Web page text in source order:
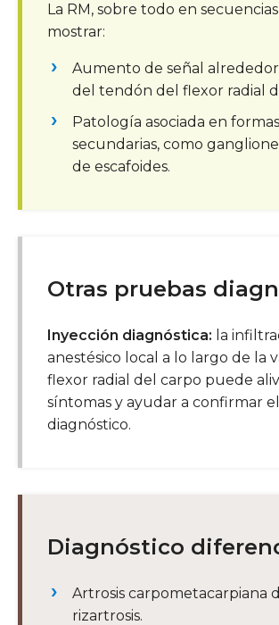
La RM, sobre todo en
mostrar:
Aumento de señal alrededor
del tendón del flexor radial
Patología asociada en formas
secundarias, como
de escafoides.
Otras pruebas
Inyección diagnóstica: la
anestésico local a lo largo de la
flexor radial del carpo puede
síntomas y ayudar a confirmar el
diagnóstico.
Diagnóstico
Artrosis carpometacarpiana
rizartrosis.